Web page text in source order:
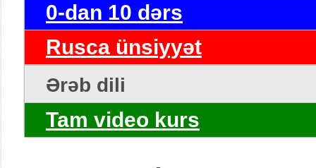
0-dan 10 dərs
Rusca ünsiyyət
Ərəb dili
Tam video kurs